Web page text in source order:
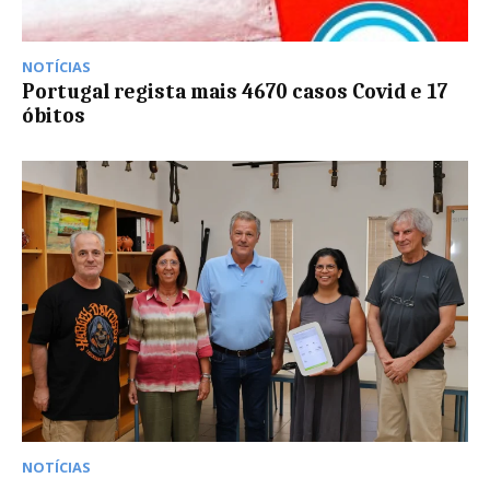
NOTÍCIAS
Portugal regista mais 4670 casos Covid e 17
óbitos
NOTÍCIAS